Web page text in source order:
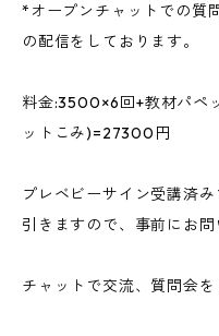
*オープンチャットでの質
の配信をしております。
料金:3500×6回+教材パペ
ットこみ)=27300円
プレベビーサイン受講済
引きますので、事前にお
チャットで交流、質問会